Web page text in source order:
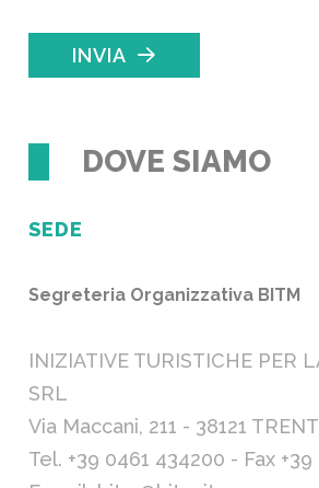
INVIA
DOVE SIAMO
SEDE
Segreteria Organizzativa BITM
INIZIATIVE TURISTICHE PER
SRL
Via Maccani, 211 - 38121
Tel. +39 0461 434200 - Fax